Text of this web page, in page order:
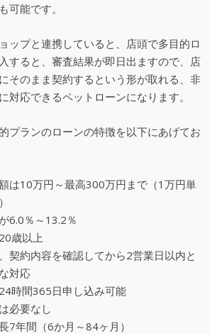
可能です。
ップと連携していると、店頭で多目的ロ
すると、審査結果が即日出ますので、店
そのまま契約するという形が取れる、非
対応できるペットローンになります。
プランのローンの特徴を以下にあげてお
は10万円～最高300万円まで（1万円単
6.0％～13.2％
歳以上
契約内容を確認してから2営業日以内と
対応
時間365日申し込み可能
必要なし
7年間（6か月～84ヶ月）